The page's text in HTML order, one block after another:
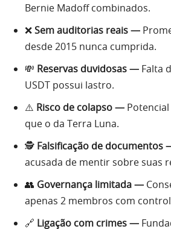
Bernie Madoff combinados.
❌Sem auditorias reais —
desde 2015 nunca cumprida.
💸 Reservas duvidosas — Falta
USDT possui lastro.
⚠️ Risco de colapso —
que o da Terra Luna.
🕵️ Falsificação de documentos
acusada de mentir sobre suas
👥 Governança limitada —
apenas 2 membros com
🔗 Ligação com crimes —